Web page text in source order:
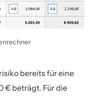
bereits für eine
€ beträgt. Für die